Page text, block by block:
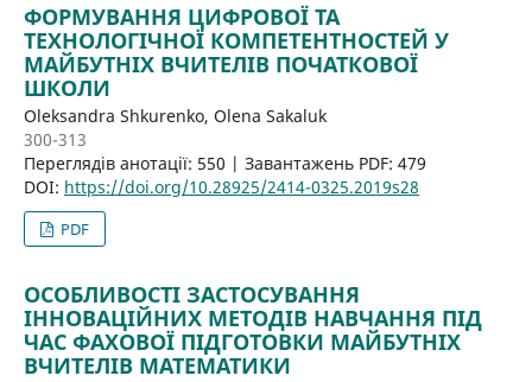
ФОРМУВАННЯ ЦИФРОВОЇ ТА
ТЕХНОЛОГІЧНОЇ КОМПЕТЕНТНОСТЕЙ У
МАЙБУТНІХ ВЧИТЕЛІВ ПОЧАТКОВОЇ
ШКОЛИ
Oleksandra Shkurenko, Olena Sakaluk
300-313
Переглядів анотації: 550 | Завантажень PDF: 479
DOI: https://doi.org/10.28925/2414-0325.2019s28
PDF
ОСОБЛИВОСТІ ЗАСТОСУВАННЯ
ІННОВАЦІЙНИХ МЕТОДІВ НАВЧАННЯ ПІД
ЧАС ФАХОВОЇ ПІДГОТОВКИ МАЙБУТНІХ
ВЧИТЕЛІВ МАТЕМАТИКИ